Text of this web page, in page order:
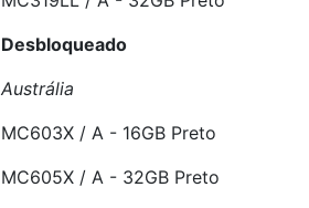
Desbloqueado
Austrália
MC603X / A - 16GB Preto
MC605X / A - 32GB Preto